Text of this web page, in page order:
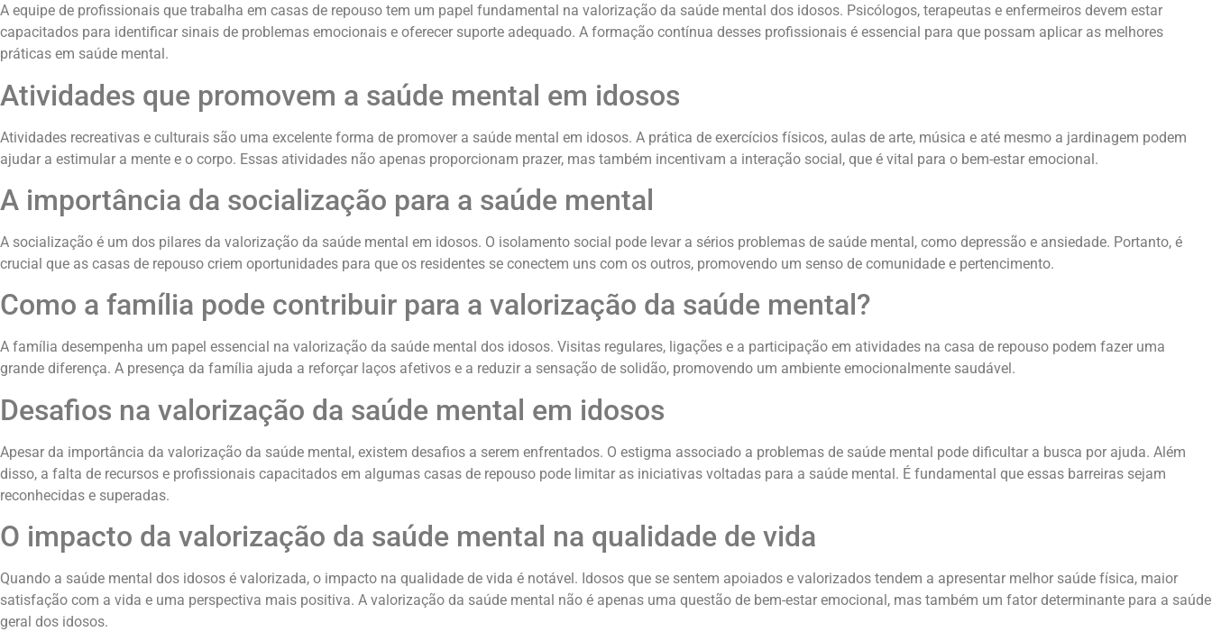
A equipe de profissionais que trabalha em casas de repouso tem um papel fundamental na valorização da saúde mental dos idosos. Psicólogos, terapeutas e enfermeiros devem estar
capacitados para identificar sinais de problemas emocionais e oferecer suporte adequado. A formação contínua desses profissionais é essencial para que possam aplicar as melhores
práticas em saúde mental.
Atividades que promovem a saúde mental em idosos
Atividades recreativas e culturais são uma excelente forma de promover a saúde mental em idosos. A prática de exercícios físicos, aulas de arte, música e até mesmo a jardinagem podem
ajudar a estimular a mente e o corpo. Essas atividades não apenas proporcionam prazer, mas também incentivam a interação social, que é vital para o bem-estar emocional.
A importância da socialização para a saúde mental
A socialização é um dos pilares da valorização da saúde mental em idosos. O isolamento social pode levar a sérios problemas de saúde mental, como depressão e ansiedade. Portanto, é
crucial que as casas de repouso criem oportunidades para que os residentes se conectem uns com os outros, promovendo um senso de comunidade e pertencimento.
Como a família pode contribuir para a valorização da saúde mental?
A família desempenha um papel essencial na valorização da saúde mental dos idosos. Visitas regulares, ligações e a participação em atividades na casa de repouso podem fazer uma
grande diferença. A presença da família ajuda a reforçar laços afetivos e a reduzir a sensação de solidão, promovendo um ambiente emocionalmente saudável.
Desafios na valorização da saúde mental em idosos
Apesar da importância da valorização da saúde mental, existem desafios a serem enfrentados. O estigma associado a problemas de saúde mental pode dificultar a busca por ajuda. Além
disso, a falta de recursos e profissionais capacitados em algumas casas de repouso pode limitar as iniciativas voltadas para a saúde mental. É fundamental que essas barreiras sejam
reconhecidas e superadas.
O impacto da valorização da saúde mental na qualidade de vida
Quando a saúde mental dos idosos é valorizada, o impacto na qualidade de vida é notável. Idosos que se sentem apoiados e valorizados tendem a apresentar melhor saúde física, maior
satisfação com a vida e uma perspectiva mais positiva. A valorização da saúde mental não é apenas uma questão de bem-estar emocional, mas também um fator determinante para a saúde
geral dos idosos.